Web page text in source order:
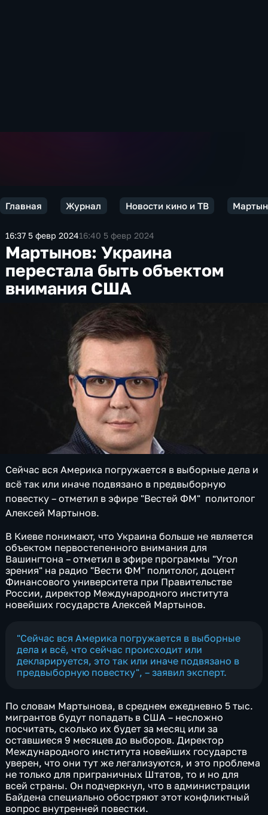
Главная Журнал Новости кино и ТВ
16:37 5 февр 202416:40 5 февр 2024
Мартынов: Украина
перестала быть объектом
внимания США
Сейчас вся Америка погружается в выборные дела и
всё так или иначе подвязано в предвыборную
повестку – отметил в эфире "Вестей ФМ" политолог
Алексей Мартынов.
В Киеве понимают, что Украина больше не является
объектом первостепенного внимания для
Вашингтона – отметил в эфире программы "Угол
зрения" на радио "Вести ФМ" политолог, доцент
Финансового университета при Правительстве
России, директор Международного института
новейших государств Алексей Мартынов.
"Сейчас вся Америка погружается в выборные
дела и всё, что сейчас происходит или
декларируется, это так или иначе подвязано в
предвыборную повестку", – заявил эксперт.
По словам Мартынова, в среднем ежедневно 5 тыс.
мигрантов будут попадать в США – несложно
посчитать, сколько их будет за месяц или за
оставшиеся 9 месяцев до выборов. Директор
Международного института новейших государств
уверен, что они тут же легализуются, и это проблема
не только для приграничных Штатов, то и но для
всей страны. Он подчеркнул, что в администрации
Байдена специально обостряют этот конфликтный
вопрос внутренней повестки.